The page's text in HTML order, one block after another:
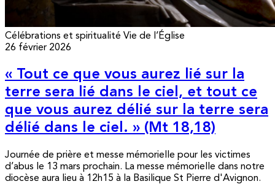
Célébrations et spiritualité Vie de l’Église
26 février 2026
« Tout ce que vous aurez lié sur la
terre sera lié dans le ciel, et tout ce
que vous aurez délié sur la terre sera
délié dans le ciel. » (Mt 18,18)
Journée de prière et messe mémorielle pour les victimes
d’abus le 13 mars prochain. La messe mémorielle dans notre
diocèse aura lieu à 12h15 à la Basilique St Pierre d'Avignon.